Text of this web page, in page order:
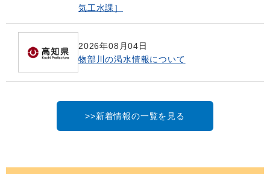
気工水課］
2026年08月04日
物部川の渇水情報について
>>新着情報の一覧を見る